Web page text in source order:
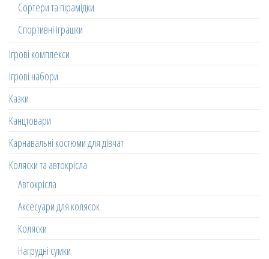
Сортери та пірамідки
Спортивні іграшки
Ігрові комплекси
Ігрові набори
Казки
Канцтовари
Карнавальні костюми для дівчат
Коляски та автокрісла
Автокрісла
Аксесуари для колясок
Коляски
Нагрудні сумки